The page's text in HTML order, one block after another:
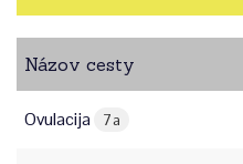
Krajina
Štýl
Archív
Názov cesty
Ovulacija 7a